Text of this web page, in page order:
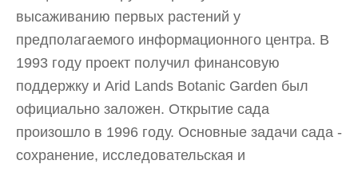
высаживанию первых растений у
предполагаемого информационного центра. В
1993 году проект получил финансовую
поддержку и Arid Lands Botanic Garden был
официально заложен. Открытие сада
произошло в 1996 году. Основные задачи сада -
сохранение, исследовательская и